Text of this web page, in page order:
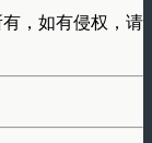
，如有侵权，请